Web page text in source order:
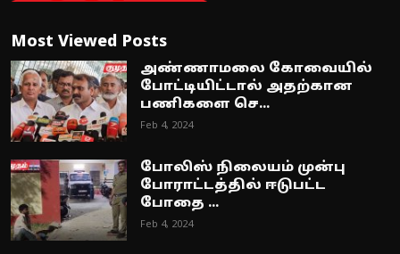
Most Viewed Posts
அண்ணாமலை கோவையில்
போட்டியிட்டால் அதற்கான
பணிகளை செ...
Feb 4, 2024
போலிஸ் நிலையம் முன்பு
போராட்டத்தில் ஈடுபட்ட
போதை ...
Feb 4, 2024